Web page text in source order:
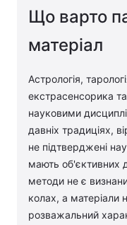
Що варто
матеріал
Астрологія,
екстрасенсорика та
науковими
давніх традиціях,
не підтверджені
мають об'єктивних
методи не є
колах, а матеріали
розважальний